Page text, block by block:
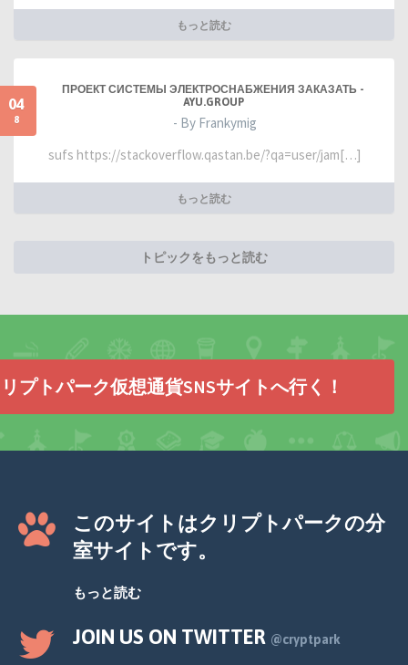
もっと読む
04
8
ПРОЕКТ СИСТЕМЫ ЭЛЕКТРОСНАБЖЕНИЯ ЗАКАЗАТЬ -
AYU.GROUP
- By Frankymig
sufs https://stackoverflow.qastan.be/?qa=user/jam[…]
もっと読む
トピックをもっと読む
プトパーク仮想通貨SNSサイトへ行く！
このサイトはクリプトパークの分
室サイトです。
もっと読む
JOIN US ON TWITTER @cryptpark